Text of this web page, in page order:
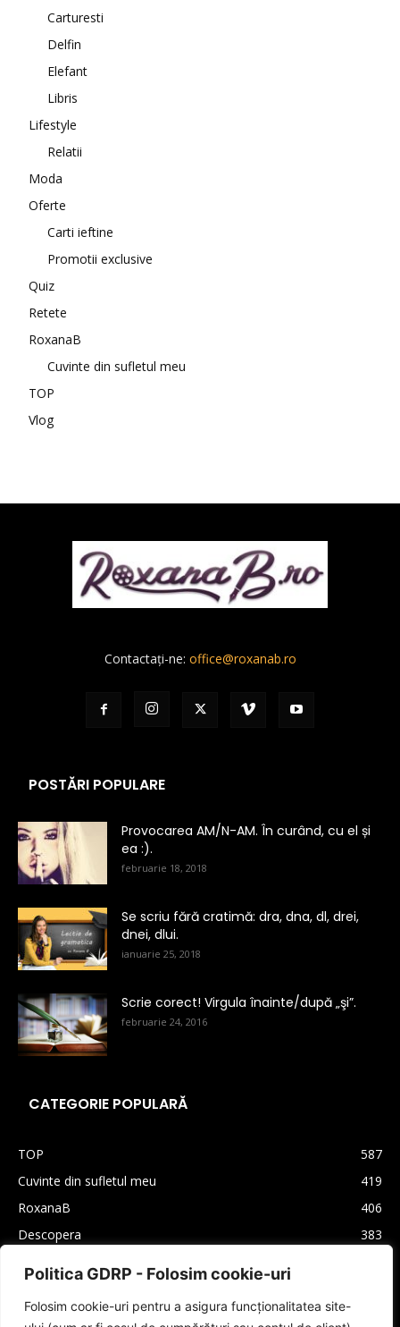
Politica GDRP - Folosim cookie-uri
Folosim cookie-uri pentru a asigura funcționalitatea site-
Carturesti
Delfin
Elefant
Libris
Lifestyle
Relatii
Moda
Oferte
Carti ieftine
Promotii exclusive
Quiz
Retete
RoxanaB
Cuvinte din sufletul meu
TOP
Vlog
Contactați-ne: office@roxanab.ro
POSTĂRI POPULARE
Provocarea AM/N-AM. În curând, cu el și
ea :).
februarie 18, 2018
Se scriu fără cratimă: dra, dna, dl, drei,
dnei, dlui.
ianuarie 25, 2018
Scrie corect! Virgula înainte/după „şi”.
februarie 24, 2016
CATEGORIE POPULARĂ
TOP
587
Cuvinte din sufletul meu
419
RoxanaB
406
Descopera
383
Lifestyle